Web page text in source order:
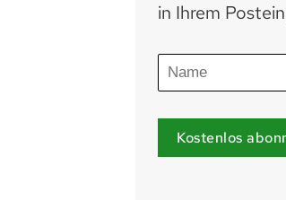
in Ihrem
Kostenlos